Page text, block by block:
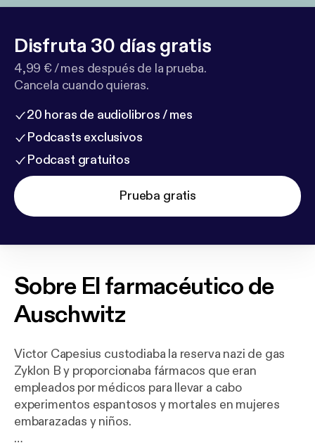
Disfruta 30 días gratis
4,99 € / mes después de la prueba.
Cancela cuando quieras.
20 horas de audiolibros / mes
Podcasts exclusivos
Podcast gratuitos
Prueba gratis
Sobre El farmacéutico de
Auschwitz
Victor Capesius custodiaba la reserva nazi de gas
Zyklon B y proporcionaba fármacos que eran
empleados por médicos para llevar a cabo
experimentos espantosos y mortales en mujeres
embarazadas y niños.